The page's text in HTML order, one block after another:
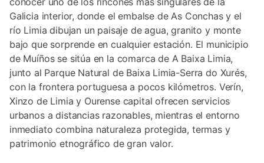
Galicia interior, donde el embalse de As Conchas y el
río Limia dibujan un paisaje de agua, granito y monte
bajo que sorprende en cualquier estación. El municipio
de Muíños se sitúa en la comarca de A Baixa Limia,
junto al Parque Natural de Baixa Limia-Serra do Xurés,
con la frontera portuguesa a pocos kilómetros. Verín,
Xinzo de Limia y Ourense capital ofrecen servicios
urbanos a distancias razonables, mientras el entorno
inmediato combina naturaleza protegida, termas y
patrimonio etnográfico de gran valor.